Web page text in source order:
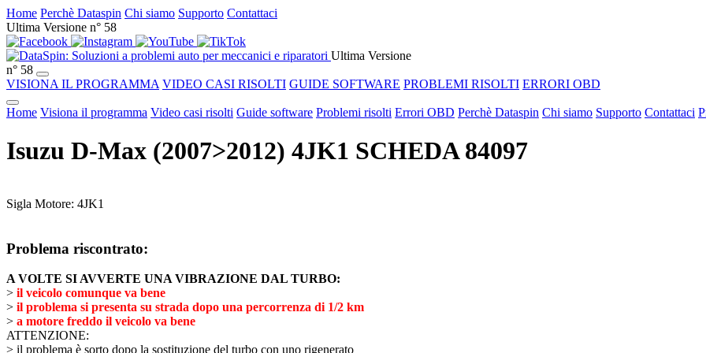
Home Perchè Dataspin Chi siamo Supporto Contattaci
Ultima Versione n° 58
Ultima Versione
n° 58
VISIONA IL PROGRAMMA VIDEO CASI RISOLTI GUIDE SOFTWARE PROBLEMI RISOLTI ERRORI OBD
Home Visiona il programma Video casi risolti Guide software Problemi risolti Errori OBD Perchè Dataspin Chi siamo Supporto Contattaci
Isuzu D-Max (2007>2012) 4JK1 SCHEDA 84097
Sigla Motore: 4JK1
Problema riscontrato:
A VOLTE SI AVVERTE UNA VIBRAZIONE DAL TURBO:
> il veicolo comunque va bene
> il problema si presenta su strada dopo una percorrenza di 1/2 km
> a motore freddo il veicolo va bene
ATTENZIONE:
> il problema è sorto dopo la sostituzione del turbo con uno rigenerato